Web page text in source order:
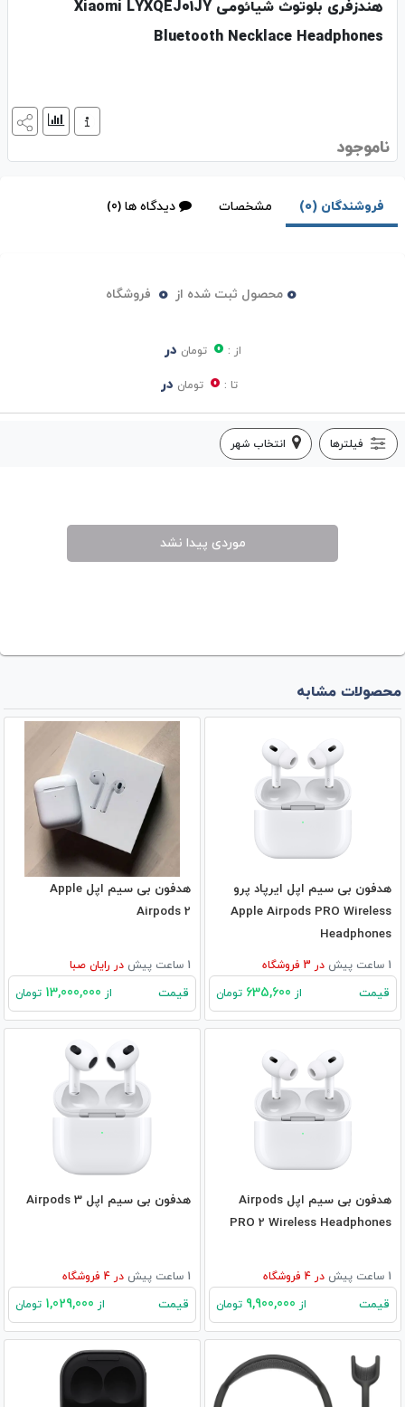
هندزفری بلوتوث شیائومی Xiaomi LYXQEJ01JY
Bluetooth Necklace Headphones
ناموجود
فروشندگان (0) مشخصات دیدگاه ها (0)
0 محصول ثبت شده از 0 فروشگاه
از : 0 تومان در
تا : 0 تومان در
فیلترها انتخاب شهر
موردی پیدا نشد
محصولات مشابه
هدفون بی‌ سیم اپل ایرپاد پرو
Apple Airpods PRO Wireless
Headphones
1 ساعت پیش در فروشگاه
قیمت از تومان
هدفون بی‌ سیم اپل Apple
Airpods 2
1 ساعت پیش در رایان صبا
قیمت از تومان
هدفون بی‌ سیم اپل Airpods
PRO 2 Wireless Headphones
1 ساعت پیش در فروشگاه
قیمت از تومان
هدفون بی‌ سیم اپل Airpods 3
1 ساعت پیش در فروشگاه
قیمت از تومان